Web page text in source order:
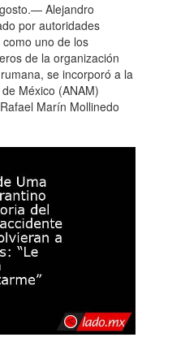
Alejandro
por autoridades
uno de los
de la organización
se incorporó a la
México (ANAM)
Marín Mollinedo